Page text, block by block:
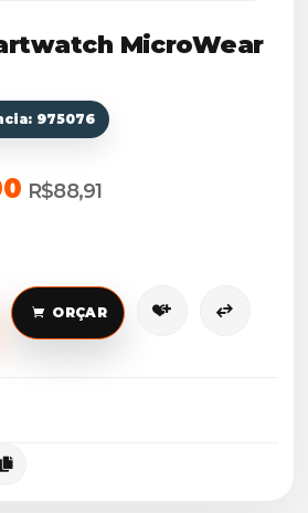
MicroWear
975076
R$88,91
ORÇAR